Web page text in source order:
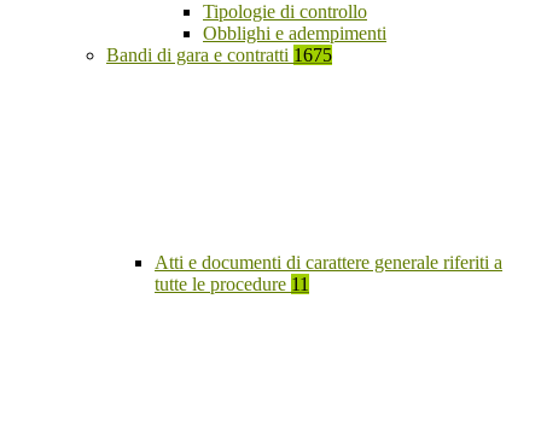
Tipologie di controllo
Obblighi e adempimenti
Bandi di gara e contratti 1675
Atti e documenti di carattere generale riferiti a
tutte le procedure 11